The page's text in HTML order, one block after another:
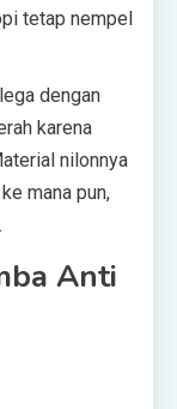
tetap nempel
dengan
karena
nilonnya
mana pun,
Anti